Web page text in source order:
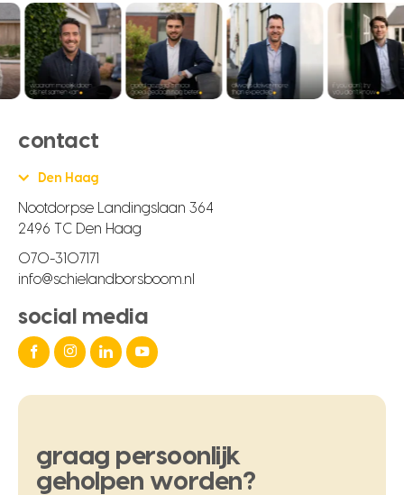
contact
Den Haag
Nootdorpse Landingslaan 364
2496 TC Den Haag
070-3107171
info@schielandborsboom.nl
social media
graag persoonlijk
geholpen worden?